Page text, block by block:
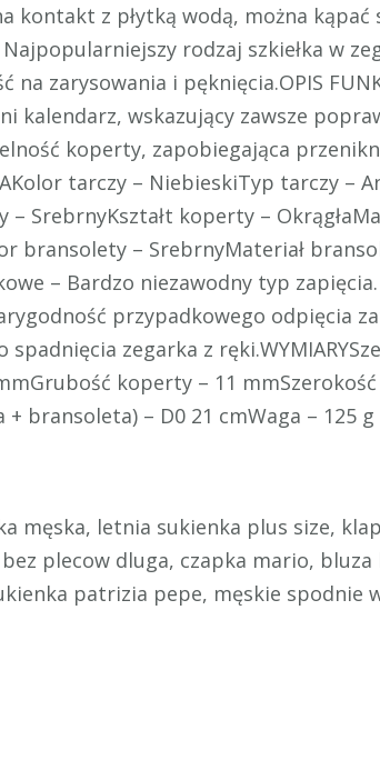
kontakt z płytką wodą, można kąpać
rodzaj szkiełka w
na zarysowania i pęknięcia.OPIS
kalendarz, wskazujący zawsze
koperty, zapobiegająca
tarczy – NiebieskiTyp tarczy –
– SrebrnyKształt koperty –
bransolety – SrebrnyMateriał
– Bardzo niezawodny typ
przypadkowego odpięcia
zegarka z
koperty – 11
bransoleta) – D0 21 cmWaga – 125 g
męska, letnia sukienka plus size,
plecow dluga, czapka mario,
patrizia pepe, męskie spodnie